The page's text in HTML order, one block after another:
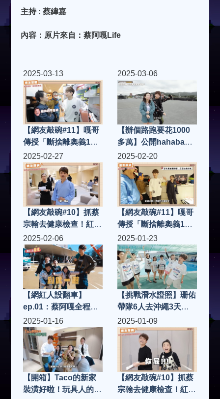
主持 : 蔡緯嘉
內容：原片來自：蔡阿嘎Life
2025-03-13
【網友敲碗#11】嘎哥
傳授「斷捨離奧義10
招」，用洪+0家來做
示範！
2025-03-06
【辦個路跑要花1000
多萬】公開hahababy
萬人路跑的錢都花在哪
裡？熱血全紀錄！
2025-02-27
【網友敲碗#10】抓蔡
宗翰去健康檢查！紅字
出爐！哈佛工作室全體
健檢誰最健康？
2025-02-20
【網友敲碗#11】嘎哥
傳授「斷捨離奧義10
招」，用洪+0家來做
示範！
2025-02-06
【網紅人設翻車】
ep.01：蔡阿嘎全程臭
臉！都不做效果的5天
4夜員工旅遊影片，會
有多難看？
2025-01-23
【挑戰潛水證照】珊佑
帶隊6人去沖繩3天就
成功考到啦！(蔡阿嘎
挑戰證照考試系列
2025-01-16
【開箱】Taco的新家
裝潢好啦！玩具人的夢
2025-01-09
【網友敲碗#10】抓蔡
宗翰去健康檢查！紅字